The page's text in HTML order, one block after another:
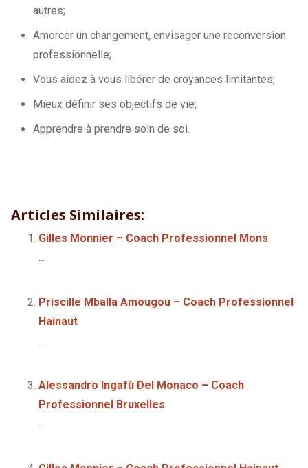
autres;
Amorcer un changement, envisager une reconversion
professionnelle;
Vous aidez à vous libérer de croyances limitantes;
Mieux définir ses objectifs de vie;
Apprendre à prendre soin de soi.
Articles Similaires:
Gilles Monnier – Coach Professionnel Mons
...
Priscille Mballa Amougou – Coach Professionnel
Hainaut
...
Alessandro Ingafù Del Monaco – Coach
Professionnel Bruxelles
...